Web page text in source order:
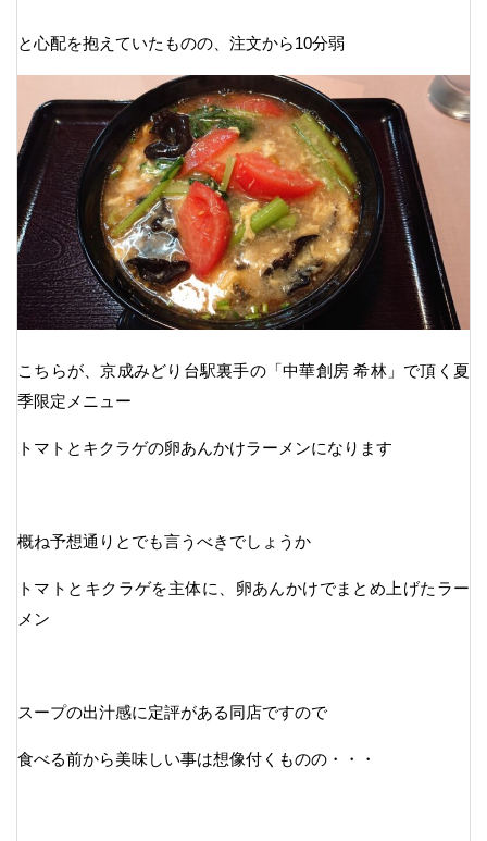
と心配を抱えていたものの、注文から10分弱
こちらが、京成みどり台駅裏手の「中華創房 希林」で頂く夏
季限定メニュー
トマトとキクラゲの卵あんかけラーメンになります
概ね予想通りとでも言うべきでしょうか
トマトとキクラゲを主体に、卵あんかけでまとめ上げたラー
メン
スープの出汁感に定評がある同店ですので
食べる前から美味しい事は想像付くものの・・・